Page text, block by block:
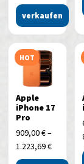
verkaufen
HOT
Apple
iPhone 17
Pro
909,00€–
1.223,69€